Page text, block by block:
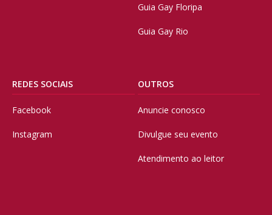
Guia Gay Floripa
Guia Gay Rio
REDES SOCIAIS
Facebook
Instagram
OUTROS
Anuncie conosco
Divulgue seu evento
Atendimento ao leitor